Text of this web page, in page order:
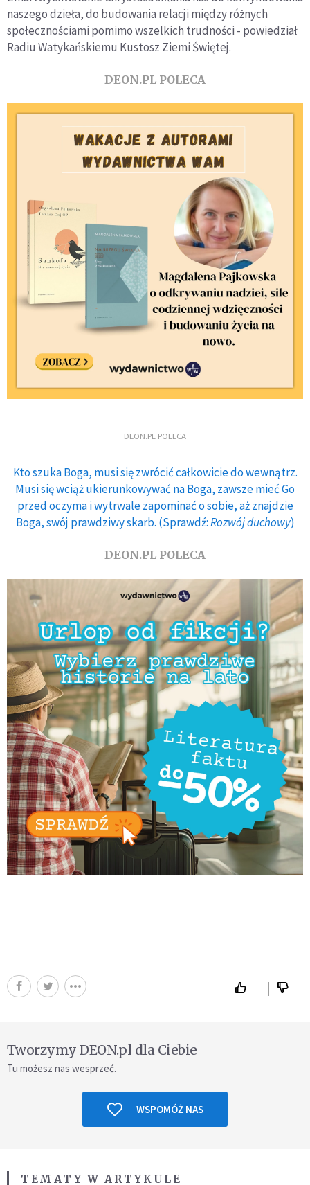
naszego dzieła, do budowania relacji między różnych
społecznościami pomimo wszelkich trudności - powiedział
Radiu Watykańskiemu Kustosz Ziemi Świętej.
DEON.PL POLECA
DEON.PL POLECA
Kto szuka Boga, musi się zwrócić całkowicie do wewnątrz.
Musi się wciąż ukierunkowywać na Boga, zawsze mieć Go
przed oczyma i wytrwale zapominać o sobie, aż znajdzie
Boga, swój prawdziwy skarb. (Sprawdź:Rozwój duchowy)
DEON.PL POLECA
Tworzymy DEON.pl dla Ciebie
Tu możesz nas wesprzeć.
WSPOMÓŻ NAS
TEMATY W ARTYKULE